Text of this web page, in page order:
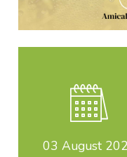
03 August